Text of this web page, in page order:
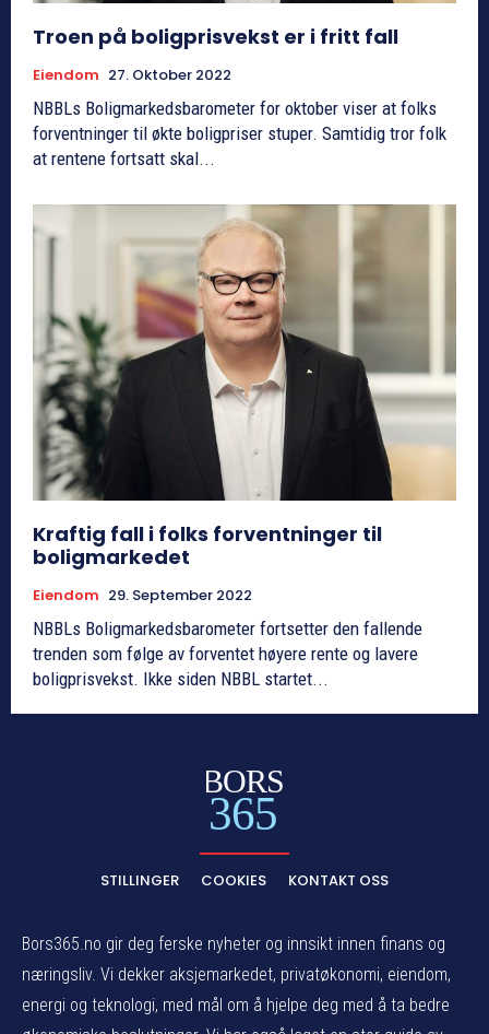
Troen på boligprisvekst er i fritt fall
Eiendom 27. Oktober 2022
NBBLs Boligmarkedsbarometer for oktober viser at folks
forventninger til økte boligpriser stuper. Samtidig tror folk
at rentene fortsatt skal...
Kraftig fall i folks forventninger til
boligmarkedet
Eiendom 29. September 2022
NBBLs Boligmarkedsbarometer fortsetter den fallende
trenden som følge av forventet høyere rente og lavere
boligprisvekst. Ikke siden NBBL startet...
BORS
365
STILLINGER COOKIES KONTAKT OSS
Bors365.no gir deg ferske nyheter og innsikt innen finans og
næringsliv. Vi dekker aksjemarkedet, privatøkonomi, eiendom,
energi og teknologi, med mål om å hjelpe deg med å ta bedre